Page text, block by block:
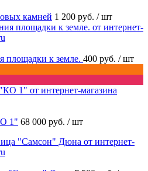
камней 1 200 руб. / шт
площадки к земле. 400 руб. / шт
1" 68 000 руб. / шт